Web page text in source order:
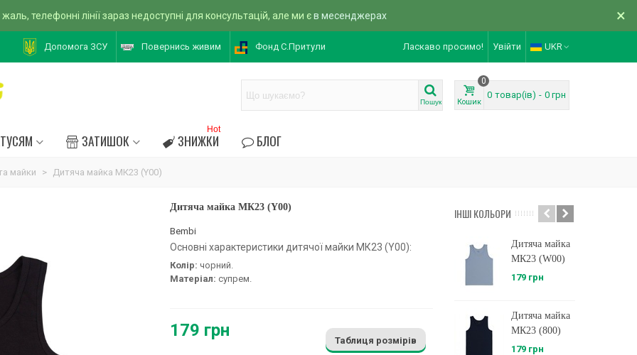
телефонні лінії зараз недоступні для консультацій, але ми єв месенджерах ×
Допомога ЗСУ Повернись живим Фонд С.Притули Ласкаво просимо! Увійти UKR
Пошук Кошик
0
0 товар(ів) - 0 грн
ЗАТИШОК ЗНИЖКИ
Hot
БЛОГ
майки > Дитяча майка МК23 (Y00)
Дитяча майка МК23 (Y00)
Bembi
Основні характеристики дитячої майки МК23 (Y00):
Колір: чорний.
Матеріал: супрем.
179 грн
Таблиця розмірів
ІНШІ КОЛЬОРИ
Дитяча майка
МК23 (W00)
179 грн
Дитяча майка
МК23 (800)
179 грн